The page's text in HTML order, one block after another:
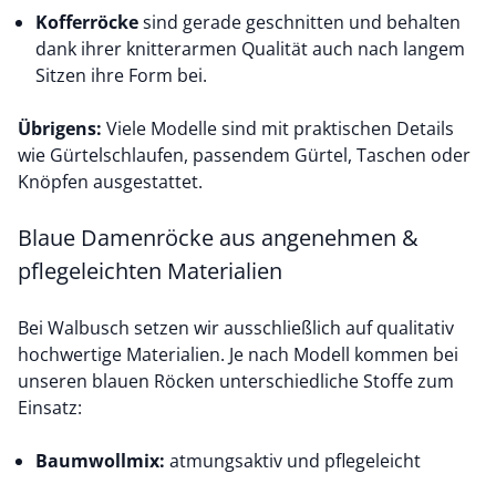
Kofferröckesind gerade geschnitten und behalten
dank ihrer knitterarmen Qualität auch nach langem
Sitzen ihre Form bei.
Übrigens: Viele Modelle sind mit praktischen Details
wie Gürtelschlaufen, passendem Gürtel, Taschen oder
Knöpfen ausgestattet.
Blaue Damenröcke aus angenehmen &
pflegeleichten Materialien
Bei Walbusch setzen wir ausschließlich auf qualitativ
hochwertige Materialien. Je nach Modell kommen bei
unseren blauen Röcken unterschiedliche Stoffe zum
Einsatz:
Baumwollmix: atmungsaktiv und pflegeleicht